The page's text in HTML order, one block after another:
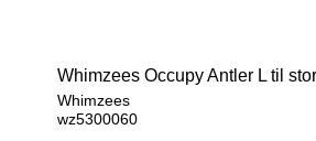
Whimzees Occupy Antler L til
Whimzees
wz5300060